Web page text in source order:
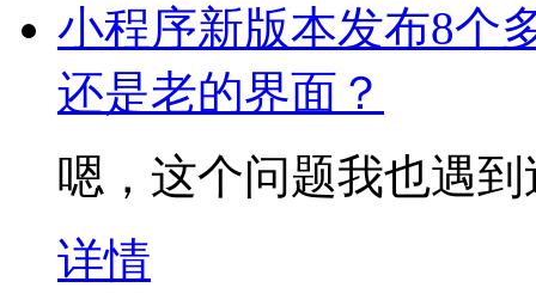
小程序新版本发布8个
还是老的界面？
嗯，这个问题我也遇到
详情